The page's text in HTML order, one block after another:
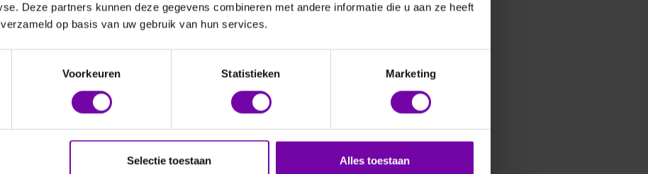
Deze partners kunnen deze gegevens combineren met andere informatie die u aan ze heeft
op basis van uw gebruik van hun services.
Voorkeuren Statistieken Marketing
Selectie toestaan Alles toestaan